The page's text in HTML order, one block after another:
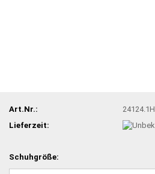
Art.Nr.:
24124.1H
Lieferzeit:
Schuhgröße: